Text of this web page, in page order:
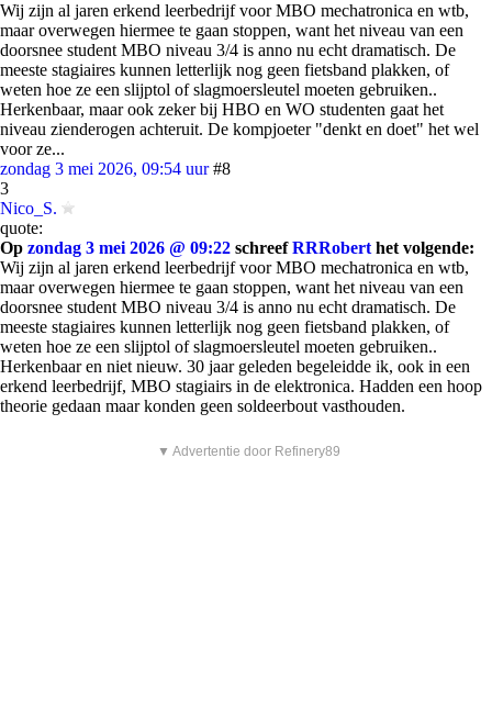
Wij zijn al jaren erkend leerbedrijf voor MBO mechatronica en wtb,
maar overwegen hiermee te gaan stoppen, want het niveau van een
doorsnee student MBO niveau 3/4 is anno nu echt dramatisch. De
meeste stagiaires kunnen letterlijk nog geen fietsband plakken, of
weten hoe ze een slijptol of slagmoersleutel moeten gebruiken..
Herkenbaar, maar ook zeker bij HBO en WO studenten gaat het
niveau zienderogen achteruit. De kompjoeter "denkt en doet" het wel
voor ze...
zondag 3 mei 2026, 09:54 uur #8
3
Nico_S.
quote:
Op zondag 3 mei 2026 @ 09:22 schreefRRRobert het volgende:
Wij zijn al jaren erkend leerbedrijf voor MBO mechatronica en wtb,
maar overwegen hiermee te gaan stoppen, want het niveau van een
doorsnee student MBO niveau 3/4 is anno nu echt dramatisch. De
meeste stagiaires kunnen letterlijk nog geen fietsband plakken, of
weten hoe ze een slijptol of slagmoersleutel moeten gebruiken..
Herkenbaar en niet nieuw. 30 jaar geleden begeleidde ik, ook in een
erkend leerbedrijf, MBO stagiairs in de elektronica. Hadden een hoop
theorie gedaan maar konden geen soldeerbout vasthouden.
▼ Advertentie door Refinery89